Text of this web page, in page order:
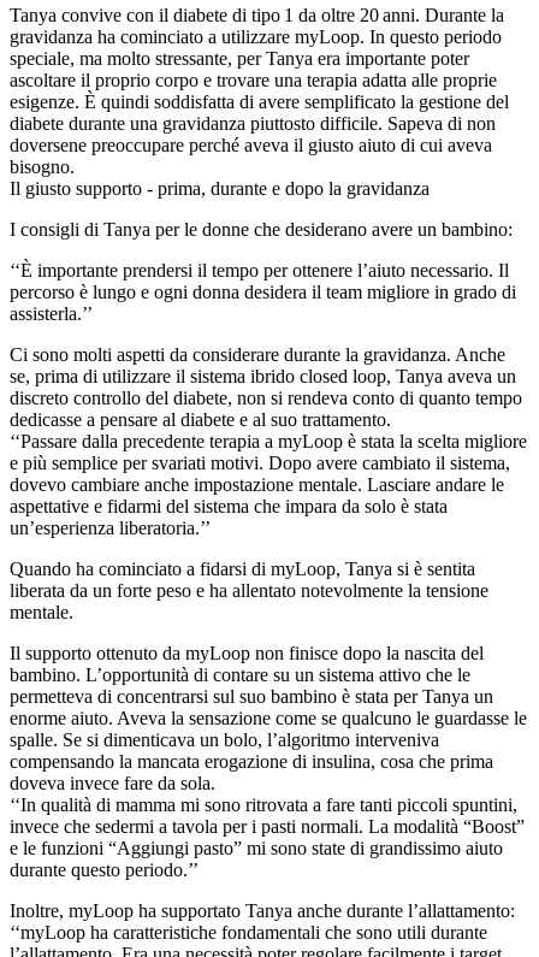
Tanya convive con il diabete di tipo 1 da oltre 20 anni. Durante la
gravidanza ha cominciato a utilizzare myLoop. In questo periodo
speciale, ma molto stressante, per Tanya era importante poter
ascoltare il proprio corpo e trovare una terapia adatta alle proprie
esigenze. È quindi soddisfatta di avere semplificato la gestione del
diabete durante una gravidanza piuttosto difficile. Sapeva di non
doversene preoccupare perché aveva il giusto aiuto di cui aveva
bisogno.
Il giusto supporto - prima, durante e dopo la gravidanza
I consigli di Tanya per le donne che desiderano avere un bambino:
‘‘È importante prendersi il tempo per ottenere l’aiuto necessario. Il
percorso è lungo e ogni donna desidera il team migliore in grado di
assisterla.’’
Ci sono molti aspetti da considerare durante la gravidanza. Anche
se, prima di utilizzare il sistema ibrido closed loop, Tanya aveva un
discreto controllo del diabete, non si rendeva conto di quanto tempo
dedicasse a pensare al diabete e al suo trattamento.
‘‘Passare dalla precedente terapia a myLoop è stata la scelta migliore
e più semplice per svariati motivi. Dopo avere cambiato il sistema,
dovevo cambiare anche impostazione mentale. Lasciare andare le
aspettative e fidarmi del sistema che impara da solo è stata
un’esperienza liberatoria.’’
Quando ha cominciato a fidarsi di myLoop, Tanya si è sentita
liberata da un forte peso e ha allentato notevolmente la tensione
mentale.
Il supporto ottenuto da myLoop non finisce dopo la nascita del
bambino. L’opportunità di contare su un sistema attivo che le
permetteva di concentrarsi sul suo bambino è stata per Tanya un
enorme aiuto. Aveva la sensazione come se qualcuno le guardasse le
spalle. Se si dimenticava un bolo, l’algoritmo interveniva
compensando la mancata erogazione di insulina, cosa che prima
doveva invece fare da sola.
‘‘In qualità di mamma mi sono ritrovata a fare tanti piccoli spuntini,
invece che sedermi a tavola per i pasti normali. La modalità “Boost”
e le funzioni “Aggiungi pasto” mi sono state di grandissimo aiuto
durante questo periodo.’’
Inoltre, myLoop ha supportato Tanya anche durante l’allattamento:
‘‘myLoop ha caratteristiche fondamentali che sono utili durante